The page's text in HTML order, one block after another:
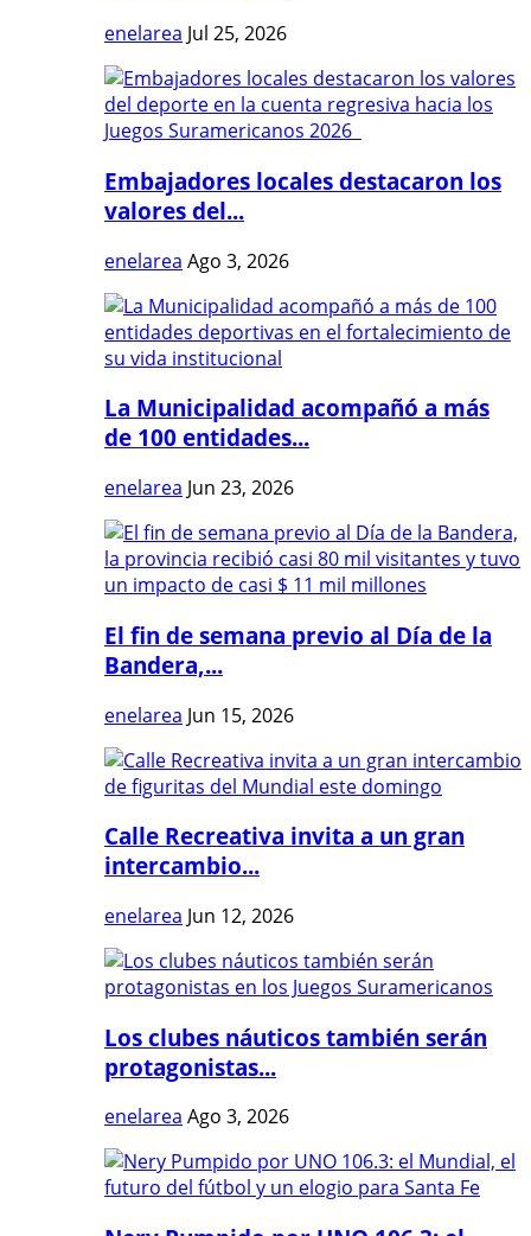
enelarea Jul 25, 2026
Embajadores locales destacaron los
valores del...
enelarea Ago 3, 2026
La Municipalidad acompañó a más
de 100 entidades...
enelarea Jun 23, 2026
El fin de semana previo al Día de la
Bandera,...
enelarea Jun 15, 2026
Calle Recreativa invita a un gran
intercambio...
enelarea Jun 12, 2026
Los clubes náuticos también serán
protagonistas...
enelarea Ago 3, 2026